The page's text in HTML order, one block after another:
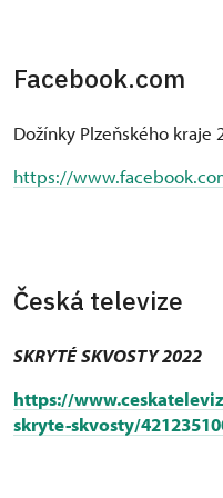
Facebook.com
Dožínky Plzeňského kraje
https://
Česká televize
SKRYTÉSKVOSTY 2022
https://
skryte-skvosty/